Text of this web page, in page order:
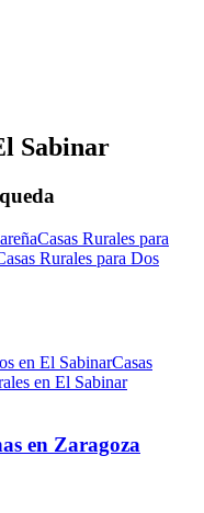
Sabinar
Casas Rurales para
Rurales para Dos
en El SabinarCasas
en El Sabinar
en Zaragoza